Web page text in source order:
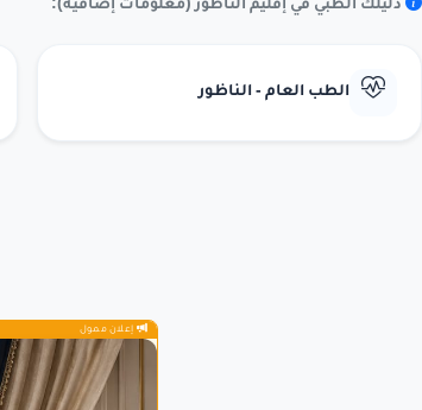
دليلك الطبي في إقليم الناظور (معلومات إضافية):
الطب العام - الناظور
إعلان ممول